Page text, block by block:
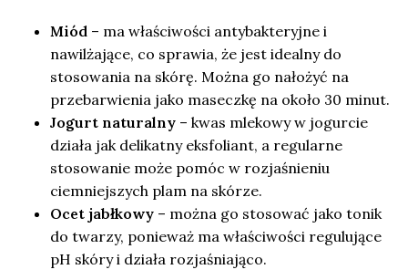
Miód – ma właściwości antybakteryjne i
nawilżające, co sprawia, że jest idealny do
stosowania na skórę. Można go nałożyć na
przebarwienia jako maseczkę na około 30 minut.
Jogurt naturalny – kwas mlekowy w jogurcie
działa jak delikatny eksfoliant, a regularne
stosowanie może pomóc w rozjaśnieniu
ciemniejszych plam na skórze.
Ocet jabłkowy – można go stosować jako tonik
do twarzy, ponieważ ma właściwości regulujące
pH skóry i działa rozjaśniająco.